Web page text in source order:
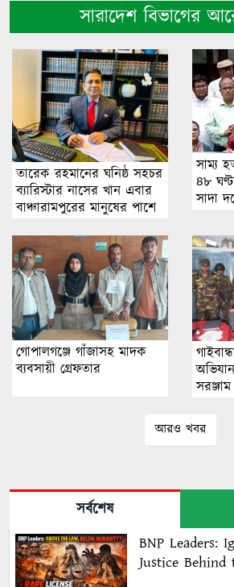
সারাদেশ বিভাগের
তারেক রহমানের ঘনিষ্ঠ সহচর
ব্যারিস্টার নাসের খান এবার
বাঞ্চারামপুরের মানুষের পাশে
সাম্য
৪৮
সাদা
গোপালগঞ্জে গাঁজাসহ মাদক
ব্যবসায়ী গ্রেফতার
আরও খবর
সর্বশেষ
BNP Leaders:
Justice